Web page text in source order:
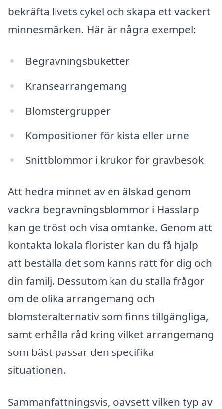
bekräfta livets cykel och skapa ett vackert
minnesmärken. Här är några exempel:
Begravningsbuketter
Kransearrangemang
Blomstergrupper
Kompositioner för kista eller urne
Snittblommor i krukor för gravbesök
Att hedra minnet av en älskad genom
vackra begravningsblommor i Hasslarp
kan ge tröst och visa omtanke. Genom att
kontakta lokala florister kan du få hjälp
att beställa det som känns rätt för dig och
din familj. Dessutom kan du ställa frågor
om de olika arrangemang och
blomsteralternativ som finns tillgängliga,
samt erhålla råd kring vilket arrangemang
som bäst passar den specifika
situationen.
Sammanfattningsvis, oavsett vilken typ av